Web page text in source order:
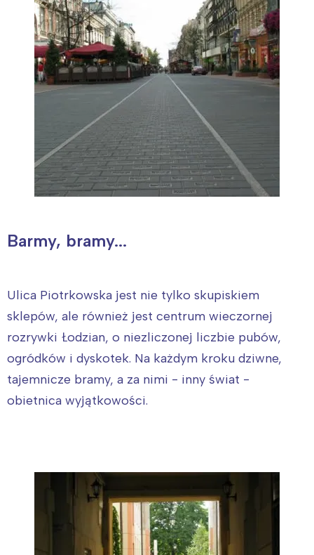
Barmy, bramy...
Ulica Piotrkowska jest nie tylko skupiskiem
sklepów, ale również jest centrum wieczornej
rozrywki Łodzian, o niezliczonej liczbie pubów,
ogródków i dyskotek. Na każdym kroku dziwne,
tajemnicze bramy, a za nimi - inny świat -
obietnica wyjątkowości.